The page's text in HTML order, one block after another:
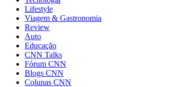
Lifestyle
Viagem & Gastronomia
Review
Auto
Educação
CNN Talks
Fórum CNN
Blogs CNN
Colunas CNN